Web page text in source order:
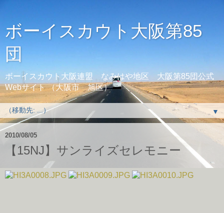
ボーイスカウト大阪第85
団
ボーイスカウト大阪連盟 なみはや地区 大阪第85団公式
Webサイト （大阪市 旭区）
▼
2010/08/05
【15NJ】サンライズセレモニー